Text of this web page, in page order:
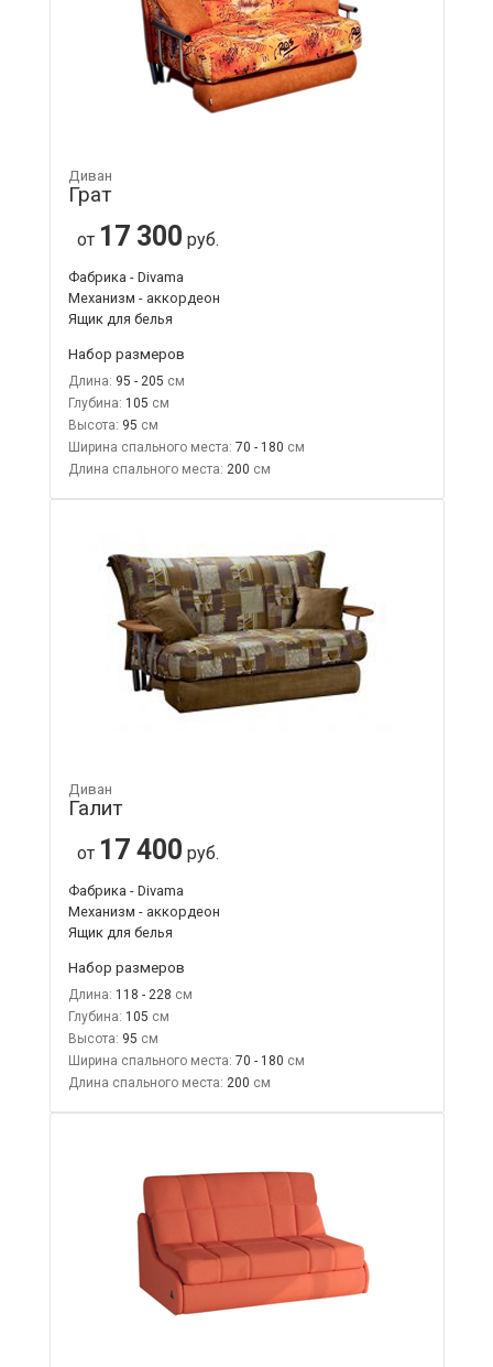
Диван
Грат
от 17 300 руб.
Фабрика - Divama
Механизм - аккордеон
Ящик для белья
Набор размеров
Длина: 95 - 205
Глубина: 105
Высота: 95
Ширина спального места: 70 - 180
Длина спального места: 200
Диван
Галит
от 17 400 руб.
Фабрика - Divama
Механизм - аккордеон
Ящик для белья
Набор размеров
Длина: 118 - 228
Глубина: 105
Высота: 95
Ширина спального места: 70 - 180
Длина спального места: 200